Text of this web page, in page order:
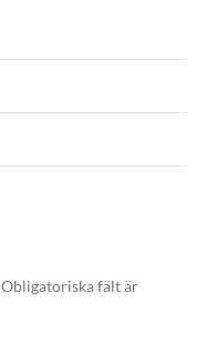
Obligatoriska fält är